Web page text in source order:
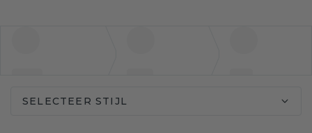
SELECTEER STIJL